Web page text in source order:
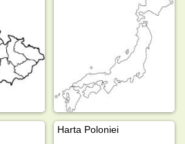
Harta Poloniei